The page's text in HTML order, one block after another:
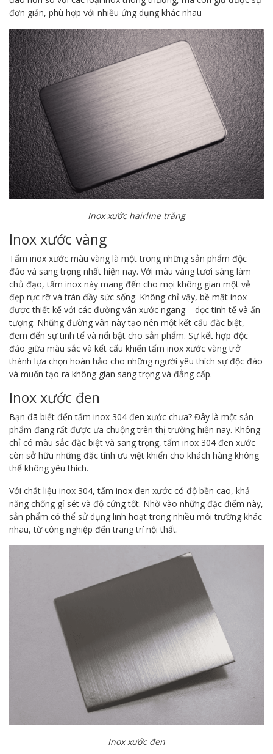
đơn giản, phù hợp với nhiều ứng dụng khác nhau
Inox xước hairline trắng
Inox xước vàng
Tấm inox xước màu vàng là một trong những sản phẩm độc
đáo và sang trọng nhất hiện nay. Với màu vàng tươi sáng làm
chủ đạo, tấm inox này mang đến cho mọi không gian một vẻ
đẹp rực rỡ và tràn đầy sức sống. Không chỉ vậy, bề mặt inox
được thiết kế với các đường vân xước ngang – dọc tinh tế và ấn
tượng. Những đường vân này tạo nên một kết cấu đặc biệt,
đem đến sự tinh tế và nổi bật cho sản phẩm. Sự kết hợp độc
đáo giữa màu sắc và kết cấu khiến tấm inox xước vàng trở
thành lựa chọn hoàn hảo cho những người yêu thích sự độc đáo
và muốn tạo ra không gian sang trọng và đẳng cấp.
Inox xước đen
Bạn đã biết đến tấm inox 304 đen xước chưa? Đây là một sản
phẩm đang rất được ưa chuộng trên thị trường hiện nay. Không
chỉ có màu sắc đặc biệt và sang trọng, tấm inox 304 đen xước
còn sở hữu những đặc tính ưu việt khiến cho khách hàng không
thể không yêu thích.
Với chất liệu inox 304, tấm inox đen xước có độ bền cao, khả
năng chống gỉ sét và độ cứng tốt. Nhờ vào những đặc điểm này,
sản phẩm có thể sử dụng linh hoạt trong nhiều môi trường khác
nhau, từ công nghiệp đến trang trí nội thất.
Inox xước đen